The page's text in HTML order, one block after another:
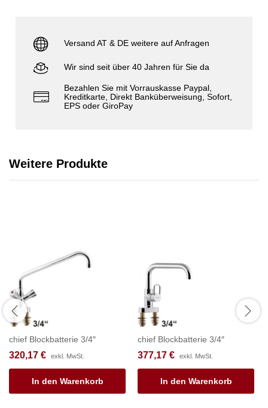
Versand AT & DE weitere auf Anfragen
Wir sind seit über 40 Jahren für Sie da
Bezahlen Sie mit Vorrauskasse Paypal,
Kreditkarte, Direkt Banküberweisung, Sofort,
EPS oder GiroPay
Weitere Produkte
chief Blockbatterie 3/4″
320,17 € exkl. MwSt.
In den Warenkorb
chief Blockbatterie 3/4″
377,17 € exkl. MwSt.
In den Warenkorb